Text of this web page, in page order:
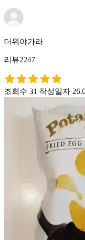
더위야가라
리뷰2247
조회수 31 작성일자